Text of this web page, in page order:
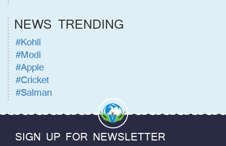
NEWS TRENDING
#Kohli
#Modi
#Apple
#Cricket
#Salman
SIGN UP FOR NEWSLETTER